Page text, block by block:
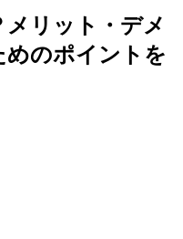
リット・デメ
めのポイントを